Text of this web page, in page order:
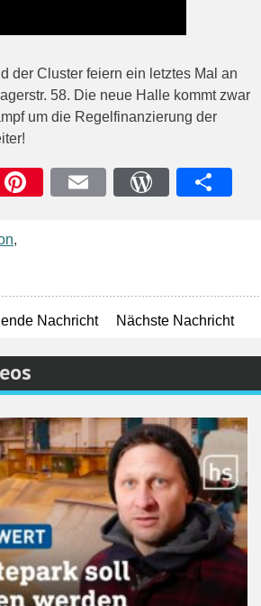
der Cluster feiern ein letztes Mal an
58. Die neue Halle kommt zwar
um die Regelfinanzierung der
,
Nachricht Nächste Nachricht